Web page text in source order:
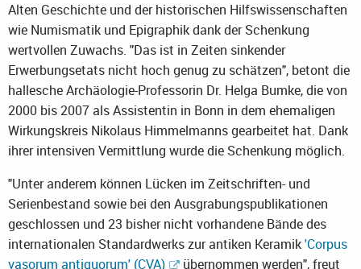
Alten Geschichte und der historischen Hilfswissenschaften
wie Numismatik und Epigraphik dank der Schenkung
wertvollen Zuwachs. "Das ist in Zeiten sinkender
Erwerbungsetats nicht hoch genug zu schätzen", betont die
hallesche Archäologie-Professorin Dr. Helga Bumke, die von
2000 bis 2007 als Assistentin in Bonn in dem ehemaligen
Wirkungskreis Nikolaus Himmelmanns gearbeitet hat. Dank
ihrer intensiven Vermittlung wurde die Schenkung möglich.
"Unter anderem können Lücken im Zeitschriften- und
Serienbestand sowie bei den Ausgrabungspublikationen
geschlossen und 23 bisher nicht vorhandene Bände des
internationalen Standardwerks zur antiken Keramik'Corpus
vasorum antiquorum' (CVA)
übernommen werden", freut